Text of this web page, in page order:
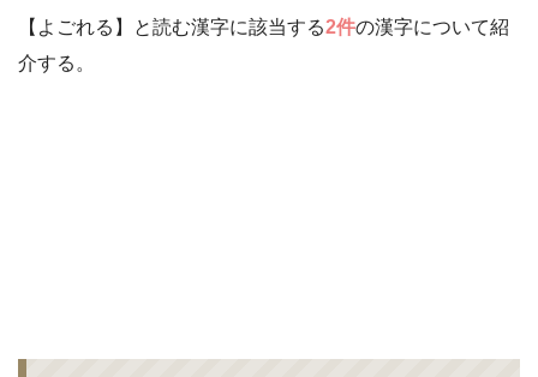
【よごれる】と読む漢字に該当する2件の漢字について紹
介する。